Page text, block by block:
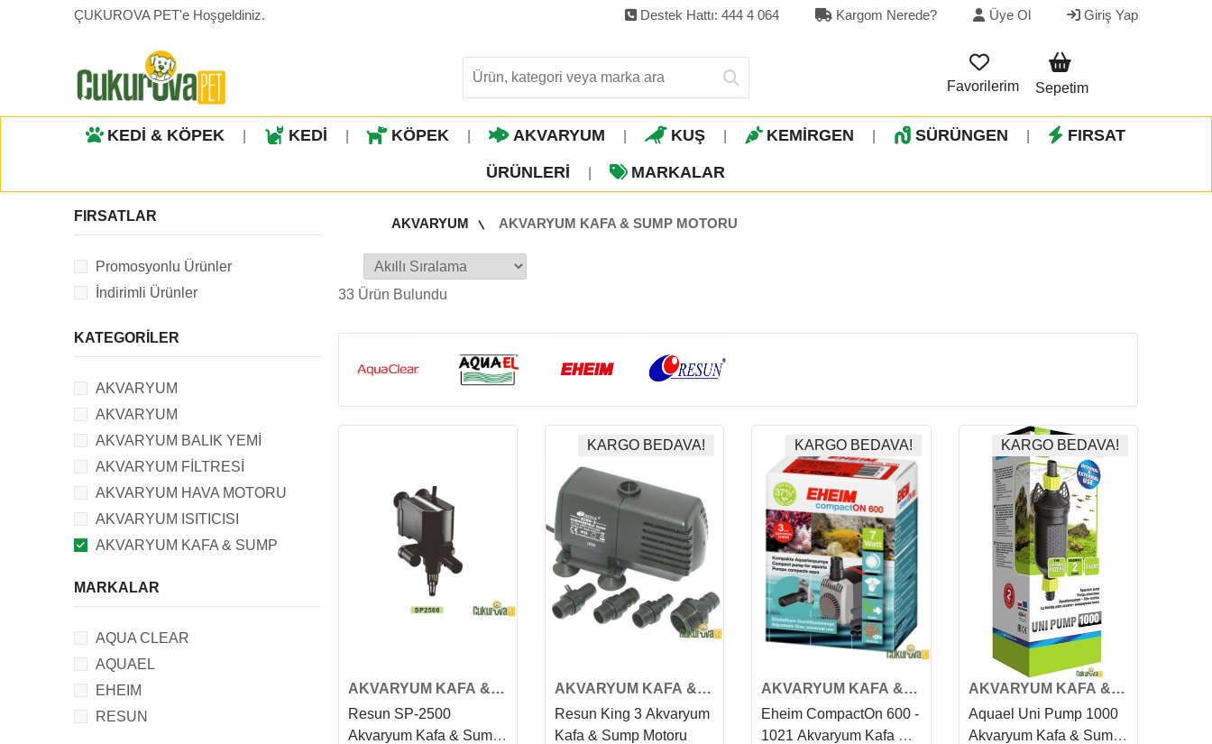
ÇUKUROVA PET'e Hoşgeldiniz. Destek Hattı: 444 4 064 Kargom Nerede? Üye Ol Giriş Yap
Favorilerim Sepetim
KEDİ & KÖPEK KEDİ KÖPEK AKVARYUM KUŞ KEMİRGEN SÜRÜNGEN FIRSAT
ÜRÜNLERI MARKALAR
AKVARYUM AKVARYUM KAFA & SUMP MOTORU
33 Ürün Bulundu
AKVARYUM KAFA &
SUMP MOTORU
Resun SP-2500
Akvaryum Kafa & Sump
KARGO BEDAVA!
AKVARYUM KAFA &
SUMP MOTORU
Resun King 3 Akvaryum
Kafa & Sump Motoru
KARGO BEDAVA!
AKVARYUM KAFA &
SUMP MOTORU
Eheim CompactOn 600 -
1021 Akvaryum Kafa &
KARGO BEDAVA!
AKVARYUM KAFA &
SUMP MOTORU
Aquael Uni Pump 1000
Akvaryum Kafa & Sump
FIRSATLAR
Promosyonlu Ürünler
İndirimli Ürünler
KATEGORILER
AKVARYUM
AKVARYUM
AKVARYUM BALIK YEMİ
AKVARYUM FİLTRESİ
AKVARYUM HAVA MOTORU
AKVARYUM ISITICISI
AKVARYUM KAFA & SUMP
AKVARYUM DALGA MOTORU
MAKİNESİ
AKVARYUM PROTEIN SKIMMER
AKVARYUM AYDINLATMASI
AKVARYUM BİTKİ & CO2
MARKALAR
AQUA CLEAR
AQUAEL
EHEIM
RESUN